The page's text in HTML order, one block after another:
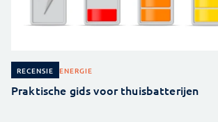
RECENSIE ENERGIE
Praktische gids voor thuisbatterijen